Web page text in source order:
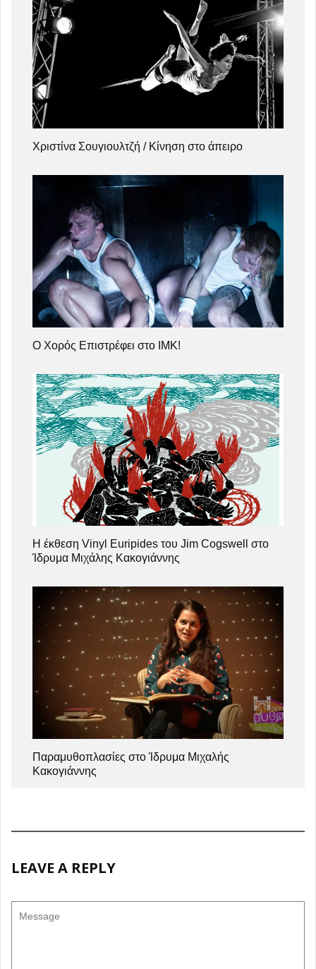
Χριστίνα Σουγιουλτζή / Κίνηση στο άπειρο
Ο Χορός Επιστρέφει στο ΙΜΚ!
Η έκθεση Vinyl Euripides του Jim Cogswell στο
Ίδρυμα Μιχάλης Κακογιάννης
Παραμυθοπλασίες στο Ίδρυμα Μιχαλής
Κακογιάννης
LEAVE A REPLY